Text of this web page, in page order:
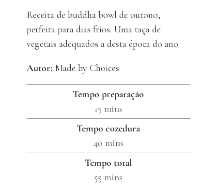
Receita de buddha bowl de outono,
perfeita para dias frios. Uma taça de
vegetais adequados a desta época do ano.
Autor: Made by Choices
Tempo preparação
15minutes
mins
Tempo cozedura
40minutes
mins
Tempo total
55 minutes
mins